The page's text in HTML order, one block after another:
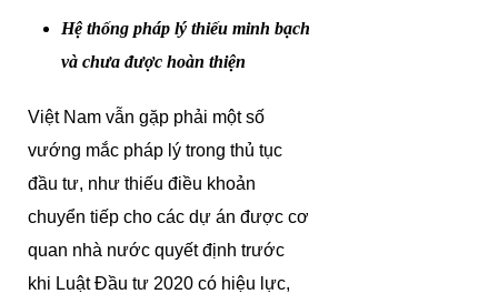
Hệ thống pháp lý thiếu minh bạch
và chưa được hoàn thiện
Việt Nam vẫn gặp phải một số
vướng mắc pháp lý trong thủ tục
đầu tư, như thiếu điều khoản
chuyển tiếp cho các dự án được cơ
quan nhà nước quyết định trước
khi Luật Đầu tư 2020 có hiệu lực,